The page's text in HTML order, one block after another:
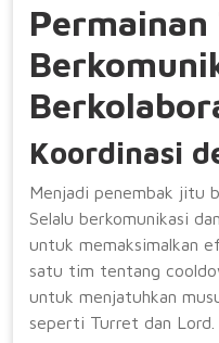
Permainan
Koordinasi
Menjadi penembak jitu
Selalu berkomunikasi
untuk memaksimalkan
satu tim tentang
untuk menjatuhkan
seperti Turret dan Lord.